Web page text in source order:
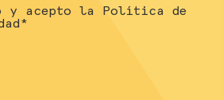
y acepto la Política de
*